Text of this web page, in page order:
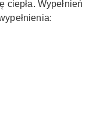
ciepła. Wypełnień